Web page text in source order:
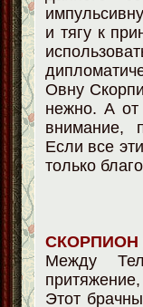
и тягу к
Овну
нежно. А
внимание,
Если все
только
СКОРПИОН
Между
Этот